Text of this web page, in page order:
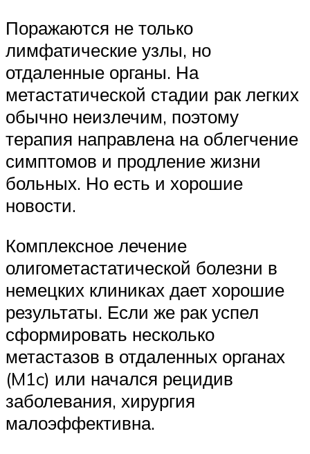
Поражаются не только
лимфатические узлы, но
отдаленные органы. На
метастатической стадии рак легких
обычно неизлечим, поэтому
терапия направлена на облегчение
симптомов и продление жизни
больных. Но есть и хорошие
новости.
Комплексное лечение
олигометастатической болезни в
немецких клиниках дает хорошие
результаты. Если же рак успел
сформировать несколько
метастазов в отдаленных органах
(M1c) или начался рецидив
заболевания, хирургия
малоэффективна.